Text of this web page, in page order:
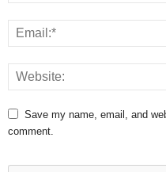
Save my name, email, and
comment.